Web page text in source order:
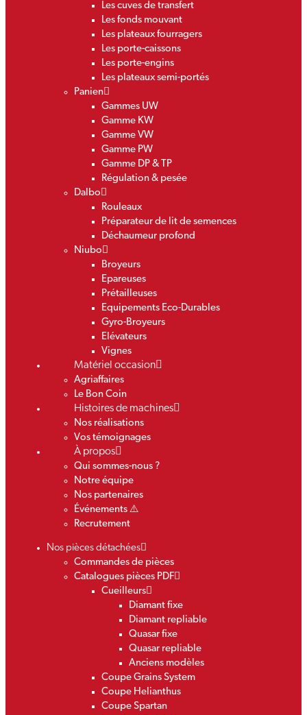
Les cuves de transfert
Les fonds mouvant
Les plateaux fourragers
Les porte-caissons
Les porte-engins
Les plateaux semi-portés
Panien
Gammes UW
Gamme KW
Gamme VW
Gamme PW
Gamme DP & TP
Régulation & pesée
Dalbo
Rouleaux
Préparateur de lit de semences
Déchaumeur profond
Niubo
Broyeurs
Epareuses
Prétailleuses
Equipements Eco-Durables
Gyro-Broyeurs
Elévateurs
Vignes
Matériel occasion
Agriaffaires
Le Bon Coin
Histoires de machines
Nos réalisations
Vos témoignages
À propos
Qui sommes-nous ?
Notre équipe
Nos partenaires
Événements ⚠️
Recrutement
Nos pièces détachées
Commandes de pièces
Catalogues pièces PDF
Cueilleurs
Diamant fixe
Diamant repliable
Quasar fixe
Quasar repliable
Anciens modèles
Coupe Grains System
Coupe Helianthus
Coupe Spartan